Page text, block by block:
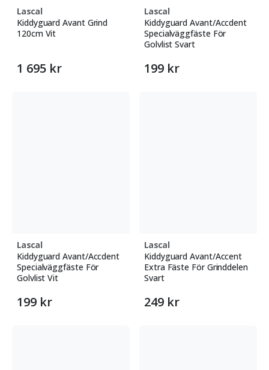
Lascal
Kiddyguard Avant Grind
120cm Vit
1 695 kr
Lascal
Kiddyguard Avant/Accdent
Specialväggfäste För
Golvlist Svart
199 kr
Lascal
Kiddyguard Avant/Accdent
Specialväggfäste För
Golvlist Vit
199 kr
Lascal
Kiddyguard Avant/Accent
Extra Fäste För Grinddelen
Svart
249 kr